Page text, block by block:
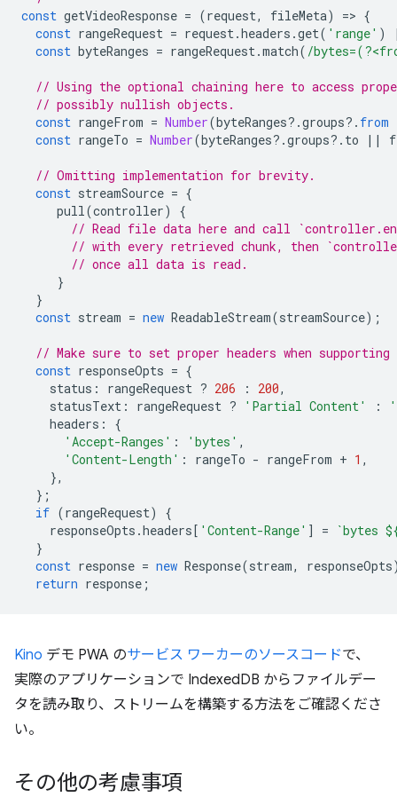
const getVideoResponse = (request, fileMeta) => {
const rangeRequest = request.headers .get( 'range' )
const byteRanges = rangeRequest.match( /
// Using the optional chaining here to access
// possibly nullish objects.
const rangeFrom = Number(byteRanges? .groups? . from
const rangeTo = Number(byteRanges? .groups? . to ||
// Omitting implementation for brevity.
const streamSource = {
pull(controller)
{
// Read file data here and call
// with every retrieved chunk, then
// once all data is read.
}
}
const stream = new ReadableStream(streamSource);
// Make sure to set proper headers when supporting
const responseOpts = {
status : rangeRequest ? 206 : 200,
statusText : rangeRequest ? 'Partial Content' :
headers :
{
'Accept-Ranges' : 'bytes' ,
'Content-Length' : rangeTo - rangeFrom + 1 ,
},
};
if (rangeRequest)
{
responseOpts .headers[ 'Content-Range' ] = `bytes
}
const response = new Response(stream, responseOpts
return response ;
Kino デモ PWA のサービス ワーカーのソースコードで、
実際のアプリケーションで IndexedDB からファイルデー
タを読み取り、ストリームを構築する方法をご確認くださ
い。
その他の考慮事項